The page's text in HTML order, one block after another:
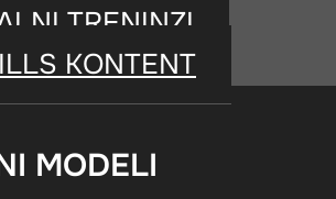
TRENINZI
KONTENT
MODELI